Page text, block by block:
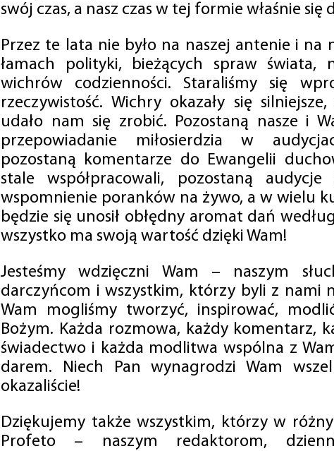
swój czas, a nasz czas w tej formie właśnie się
Przez te lata nie było na naszej antenie i na
łamach polityki, bieżących spraw świata,
wichrów codzienności. Staraliśmy się
rzeczywistość. Wichry okazały się
udało nam się zrobić. Pozostaną nasze i
przepowiadanie miłosierdzia w
pozostaną komentarze do Ewangelii
stale współpracowali, pozostaną audycje
wspomnienie poranków na żywo, a w wielu
będzie się unosił obłędny aromat dań
wszystko ma swoją wartość dzięki Wam!
Jesteśmy wdzięczni Wam – naszym
darczyńcom i wszystkim, którzy byli z nami
Wam mogliśmy tworzyć, inspirować,
Bożym. Każda rozmowa, każdy komentarz,
świadectwo i każda modlitwa wspólna z
darem. Niech Pan wynagrodzi Wam
okazaliście!
Dziękujemy także wszystkim, którzy w
Profeto – naszym redaktorom,